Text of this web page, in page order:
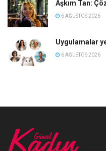
Aşkım Tan:
6 AĞUSTOS 2026
Uygulamalar
6 AĞUSTOS 2026